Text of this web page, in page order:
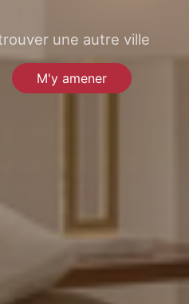
une autre ville
M'y amener